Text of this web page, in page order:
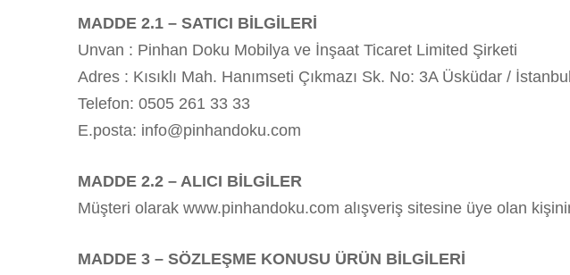
MADDE 2.1 – SATICI BİLGİLERİ
Unvan : Pinhan Doku Mobilya ve İnşaat Ticaret Limited Şirketi
Adres : Kısıklı Mah. Hanımseti Çıkmazı Sk. No: 3A Üsküdar / İstanbul
Telefon: 0505 261 33 33
E.posta: info@pinhandoku.com
MADDE 2.2 – ALICI BİLGİLER
Müşteri olarak www.pinhandoku.com alışveriş sitesine üye olan
MADDE 3 – SÖZLEŞME KONUSU ÜRÜN BİLGİLERİ